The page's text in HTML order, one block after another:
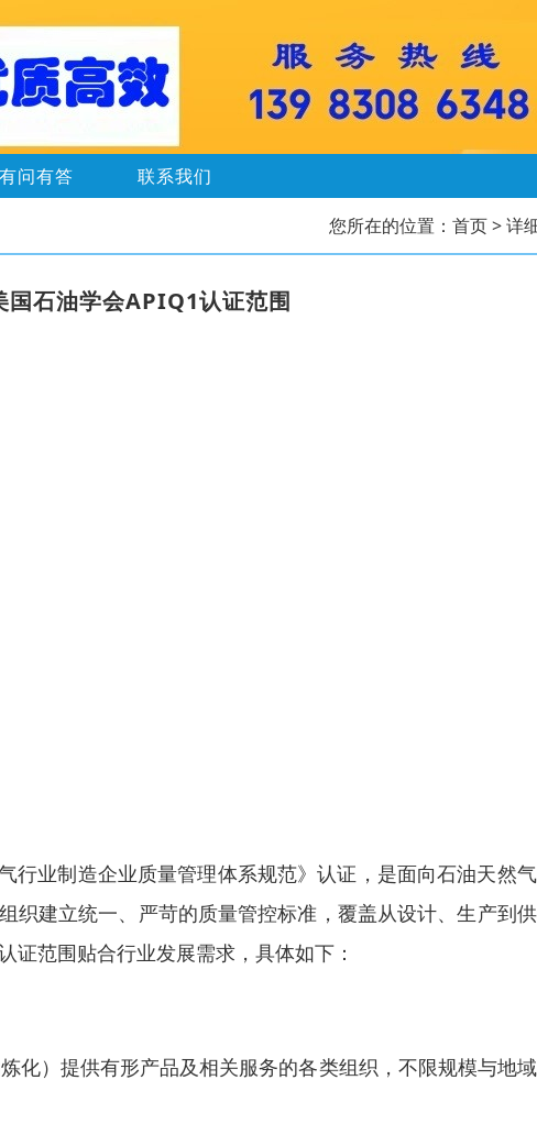
有问有答 联系我们
您所在的位置： 首页> 详
石油学会APIQ1认证范围
行业制造企业质量管理体系规范》认证，是面向石油天然
织建立统一、严苛的质量管控标准，覆盖从设计、生产到
范围贴合行业发展需求，具体如下：
化）提供有形产品及相关服务的各类组织，不限规模与地